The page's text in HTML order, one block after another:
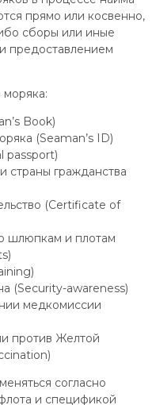
прямо или косвенно,
сборы или иные
предоставлением
Book)
(Seaman’s ID)
passport)
страны гражданства
(Certificate of
шлюпкам и плотам
(Security-awareness)
медкомиссии
против Желтой
согласно
и спецификой